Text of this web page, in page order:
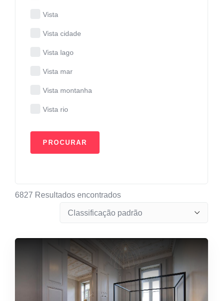
Vista
Vista cidade
Vista lago
Vista mar
Vista montanha
Vista rio
6827 Resultados encontrados